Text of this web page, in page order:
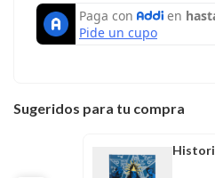
Sugeridos para tu compra